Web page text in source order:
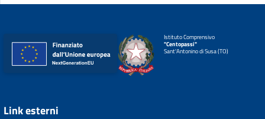
Istituto Comprensivo
"Centopassi"
Sant'Antonino di Susa (TO)
Link esterni